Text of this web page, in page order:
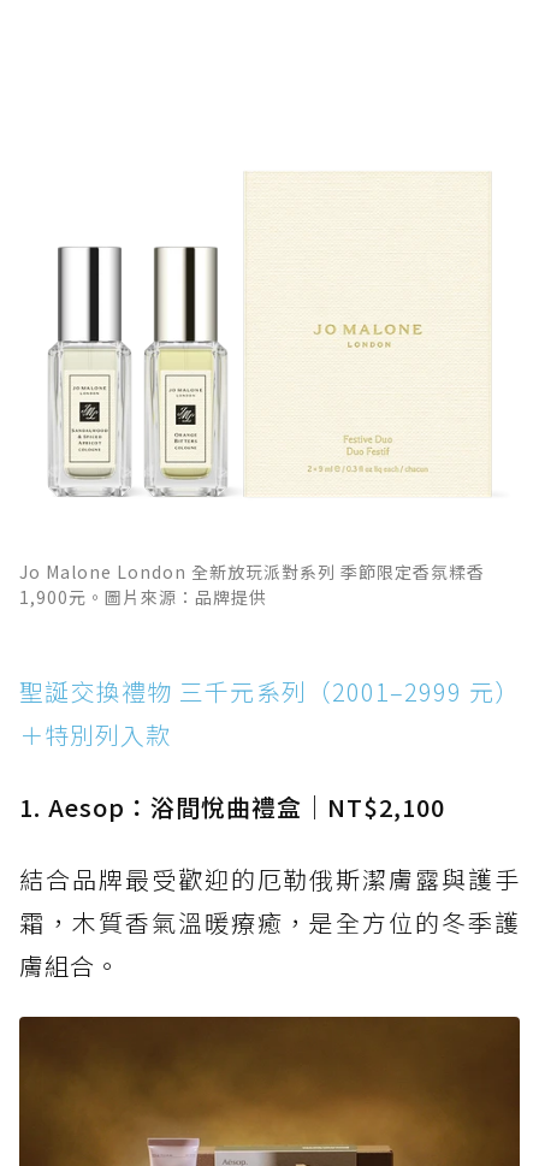
Jo Malone London 全新放玩派對系列 季節限定香氛糅香
1,900元。圖片來源：品牌提供
聖誕交換禮物 三千元系列（2001–2999 元）
＋特別列入款
1. Aesop：浴間悅曲禮盒｜NT$2,100
結合品牌最受歡迎的厄勒俄斯潔膚露與護手
霜，木質香氣溫暖療癒，是全方位的冬季護
膚組合。